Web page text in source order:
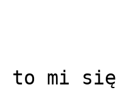
to mi